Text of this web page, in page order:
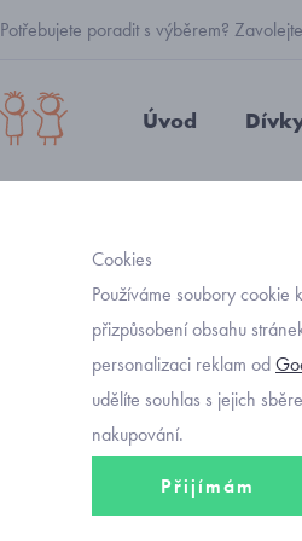
Potřebujete poradit s výběrem?
Úvod
Cookies
Používáme soubory
přizpůsobení obsahu
personalizaci reklam od
udělíte souhlas s jejich
nakupování.
Přijímám